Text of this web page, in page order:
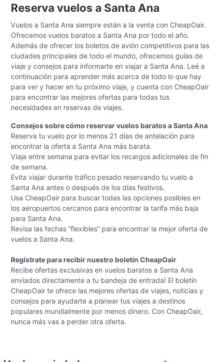
Reserva vuelos a Santa Ana
Vuelos a Santa Ana siempre están a la venta con CheapOair.
Ofrecemos vuelos baratos a Santa Ana por todo el año.
Además de ofrecer los boletos de avión competitivos para las
ciudades principales de todo el mundo, ofrecemos guías de
viaje y consejos para informarte en viajar a Santa Ana. Leé a
continuación para aprender más acerca de todo lo que hay
para ver y hacer en tu próximo viaje, y cuenta con CheapOair
para encontrar las mejores ofertas para todas tus
necesidades en reservas de viajes.
Consejos sobre cómo reservar vuelos baratos a Santa Ana
Reserva tu vuelo por lo menos 21 días de antelación para
encontrar la oferta a Santa Ana más barata.
Viaja entre semana para evitar los recargos adicionales de fin
de semana.
Evita viajar durante tráfico pesado reservando tu vuelo a
Santa Ana antes o después de los días festivos.
Usa CheapOair para buscar todas las opciones posibles en
los aeropuertos cercanos para encontrar la tarifa más baja
para Santa Ana.
Revisa las fechas “flexibles” para encontrar la mejor oferta de
vuelos a Santa Ana.
Regístrate para recibir nuestro boletín CheapOair
Recibe ofertas exclusivas en vuelos baratos a Santa Ana
enviados directamente a tu bandeja de entrada! El boletín
CheapOair te ofrece las mejores ofertas de viajes, noticias y
consejos para ayudarte a planear tus viajes a destinos
populares mundialmente por menos dinero. Con CheapOair,
nunca más vas a perder otra oferta.